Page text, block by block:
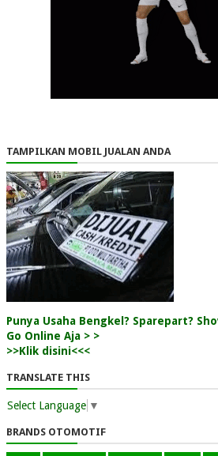
TAMPILKAN MOBIL JUALAN ANDA
Punya Usaha Bengkel? Sparepart?
Go Online Aja > >
>>Klik disini<<<
TRANSLATE THIS
Select Language ▼
BRANDS OTOMOTIF